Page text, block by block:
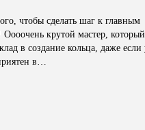
чтобы сделать шаг к главным
крутой мастер, который
в создание кольца, даже если
в…